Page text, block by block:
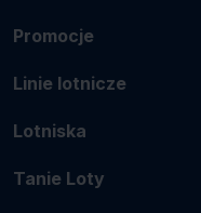
Promocje
Linie lotnicze
Lotniska
Tanie Loty